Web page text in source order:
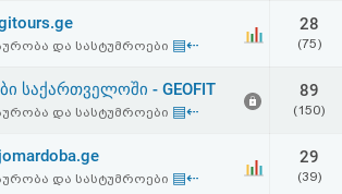
და სასტუმროები ▤⇠
28
(75)
საქართველოში - GEOFIT
და სასტუმროები ▤⇠
89
(150)
და სასტუმროები ▤⇠
29
(39)